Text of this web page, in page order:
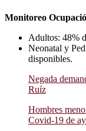
Monitoreo
Adultos: 48%
Neonatal y
disponibles.
Negada
Ruíz
Hombres
Covid-19 de